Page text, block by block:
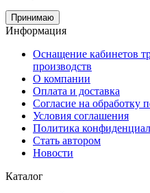
Принимаю
Информация
Оснащение кабинетов
производств
О компании
Оплата и доставка
Согласие на обработку
Условия соглашения
Политика
Стать автором
Новости
Каталог